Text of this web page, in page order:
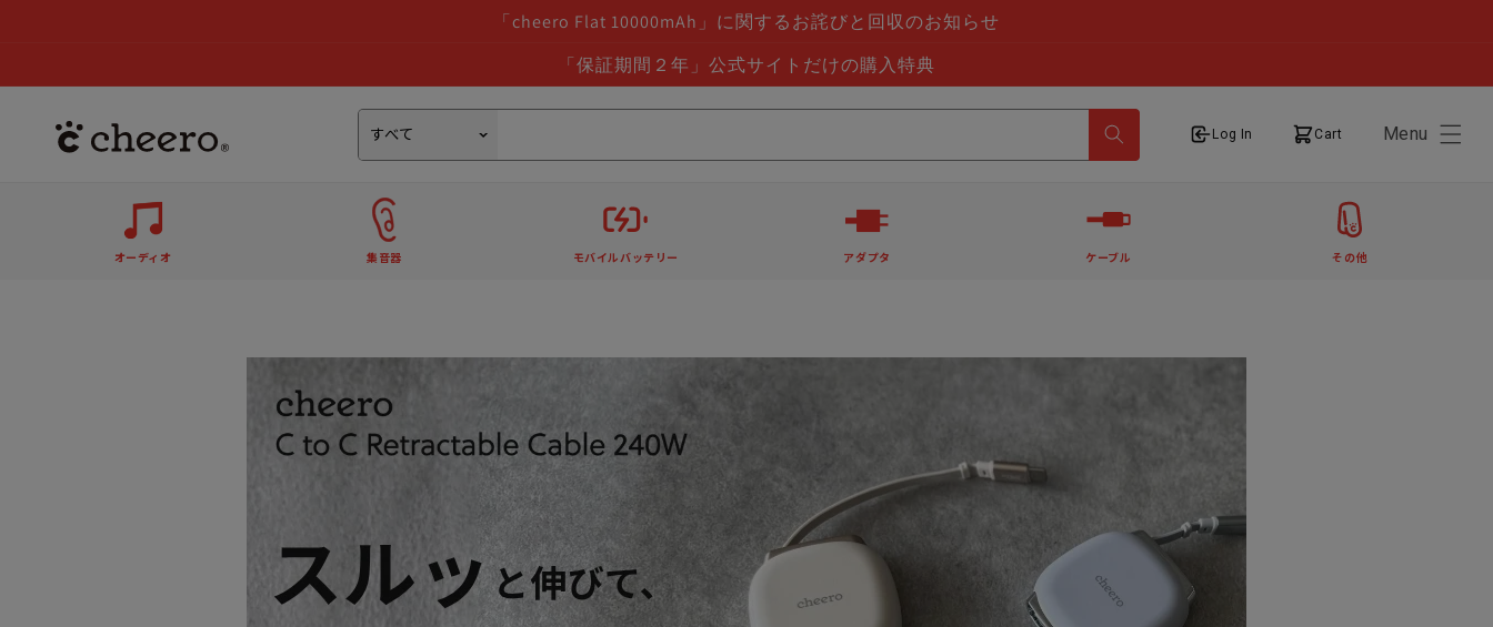
「cheero Flat 10000mAh」に関するお詫びと回収のお知らせ
「保証期間２年」公式サイトだけの購入特典
Log In
ログイン Cart
カート Menu
オーディオ 集音器 モバイルバッテリー アダプタ ケーブル その他